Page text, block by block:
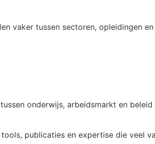
vaker tussen sectoren, opleidingen
onderwijs, arbeidsmarkt en
publicaties en expertise die veel